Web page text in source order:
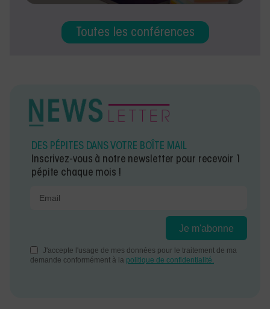
Toutes les conférences
DES PÉPITES DANS VOTRE BOÎTE MAIL
Inscrivez-vous à notre newsletter pour recevoir 1
pépite chaque mois !